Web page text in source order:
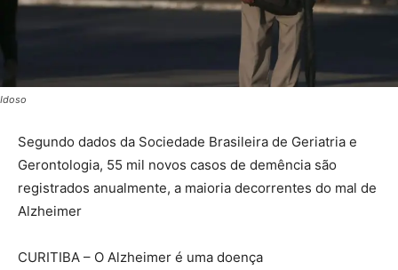
Idoso
Segundo dados da Sociedade Brasileira de Geriatria e
Gerontologia, 55 mil novos casos de demência são
registrados anualmente, a maioria decorrentes do mal de
Alzheimer
CURITIBA – O Alzheimer é uma doença